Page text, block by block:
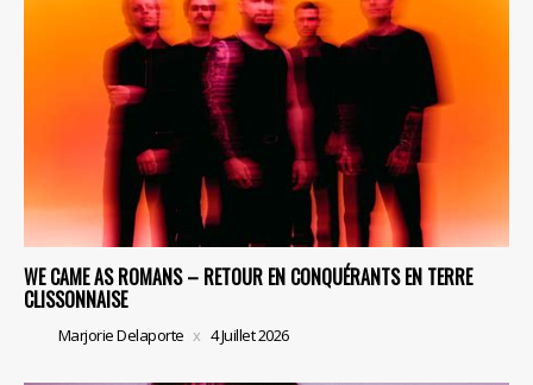
WE CAME AS ROMANS – RETOUR EN CONQUÉRANTS EN TERRE
CLISSONNAISE
Marjorie Delaporte 4 Juillet 2026